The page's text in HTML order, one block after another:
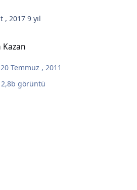
, 20179 yıl
Kazan
20 Temmuz , 2011
2,8b görüntü